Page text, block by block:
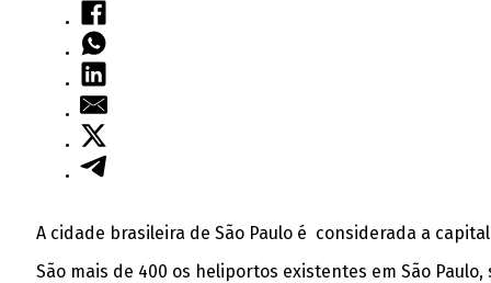
A cidade brasileira de São Paulo é considerada a
São mais de 400 os heliportos existentes em São